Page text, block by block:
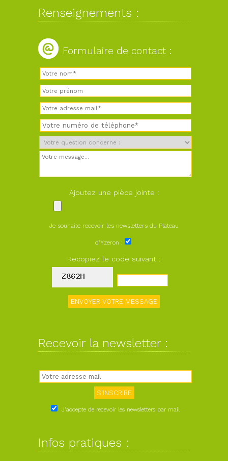
Renseignements :
Formulaire de contact :
Ajoutez une pièce jointe :
Je souhaite recevoir les newsletters du Plateau
d'Yzeron :
Recopiez le code suivant :
Recevoir la newsletter :
J'accepte de recevoir les newsletters par mail
Infos pratiques :